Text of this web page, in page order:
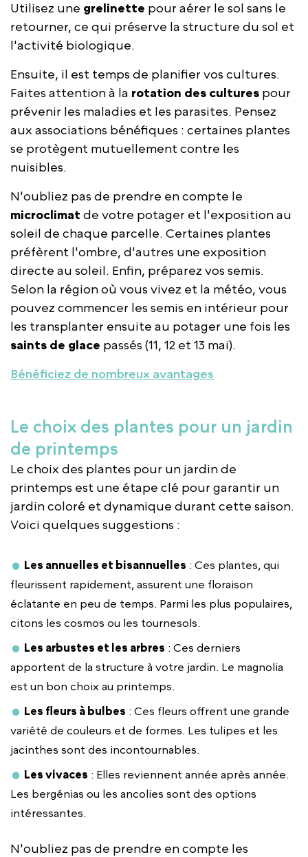
Utilisez une grelinette pour aérer le sol sans le
retourner, ce qui préserve la structure du sol et
l'activité biologique.
Ensuite, il est temps de planifier vos cultures.
Faites attention à la rotation des cultures pour
prévenir les maladies et les parasites. Pensez
aux associations bénéfiques : certaines plantes
se protègent mutuellement contre les
nuisibles.
N'oubliez pas de prendre en compte le
microclimatde votre potager et l'exposition au
soleil de chaque parcelle. Certaines plantes
préfèrent l'ombre, d'autres une exposition
directe au soleil. Enfin, préparez vos semis.
Selon la région où vous vivez et la météo, vous
pouvez commencer les semis en intérieur pour
les transplanter ensuite au potager une fois les
saints de glace passés (11, 12 et 13 mai).
Bénéficiez de nombreux avantages
Le choix des plantes pour un jardin
de printemps
Le choix des plantes pour un jardin de
printemps est une étape clé pour garantir un
jardin coloré et dynamique durant cette saison.
Voici quelques suggestions :
Les annuelles et bisannuelles : Ces plantes, qui
fleurissent rapidement, assurent une floraison
éclatante en peu de temps. Parmi les plus populaires,
citons les cosmos ou les tournesols.
Les arbustes et les arbres : Ces derniers
apportent de la structure à votre jardin. Le magnolia
est un bon choix au printemps.
Les fleurs à bulbes : Ces fleurs offrent une grande
variété de couleurs et de formes. Les tulipes et les
jacinthes sont des incontournables.
Les vivaces : Elles reviennent année après année.
Les bergénias ou les ancolies sont des options
intéressantes.
N'oubliez pas de prendre en compte les